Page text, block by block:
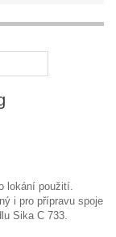
lokání použití.
i pro přípravu spoje
Sika C 733.